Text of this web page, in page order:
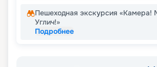
Пешеходная экскурсия «Камера!
Углич!»
Подробнее